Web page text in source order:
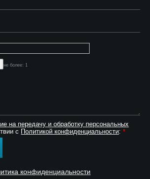
не более: 1
на передачу и обработку персональных
с Политикой конфиденциальности:*
конфиденциальности